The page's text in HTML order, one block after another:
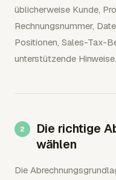
üblicherweise Kunde,
Rechnungsnummer,
Positionen, Sales-Tax-
unterstützende Hinweise.
Die richtige
wählen
Die